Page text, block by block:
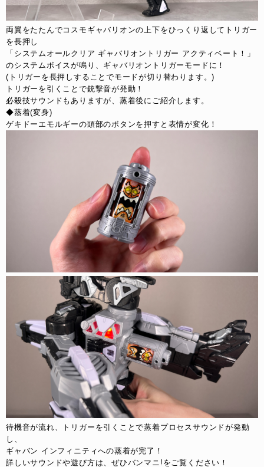
両翼をたたんでコスモギャバリオンの上下をひっくり返してトリガー
を長押し
「システムオールクリア ギャバリオントリガー アクティベート！」
のシステムボイスが鳴り、ギャバリオントリガーモードに！
(トリガーを長押しすることでモードが切り替わります。)
トリガーを引くことで銃撃音が発動！
必殺技サウンドもありますが、蒸着後にご紹介します。
◆蒸着(変身)
ゲキドーエモルギーの頭部のボタンを押すと表情が変化！
待機音が流れ、トリガーを引くことで蒸着プロセスサウンドが発動
し、
ギャバン インフィニティへの蒸着が完了！
詳しいサウンドや遊び方は、ぜひバンマニ!をご覧ください！